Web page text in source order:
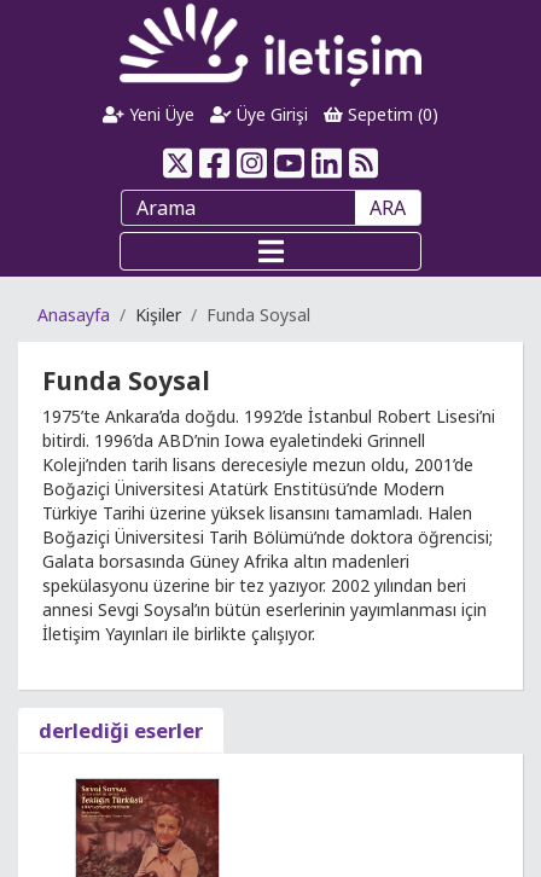
Yeni Üye Üye Girişi Sepetim (0)
ARA
Anasayfa Kişiler Funda Soysal
Funda Soysal
1975’te Ankara’da doğdu. 1992’de İstanbul Robert Lisesi’ni
bitirdi. 1996’da ABD’nin Iowa eyaletindeki Grinnell
Koleji’nden tarih lisans derecesiyle mezun oldu, 2001’de
Boğaziçi Üniversitesi Atatürk Enstitüsü’nde Modern
Türkiye Tarihi üzerine yüksek lisansını tamamladı. Halen
Boğaziçi Üniversitesi Tarih Bölümü’nde doktora öğrencisi;
Galata borsasında Güney Afrika altın madenleri
spekülasyonu üzerine bir tez yazıyor. 2002 yılından beri
annesi Sevgi Soysal’ın bütün eserlerinin yayımlanması için
İletişim Yayınları ile birlikte çalışıyor.
derlediği eserler